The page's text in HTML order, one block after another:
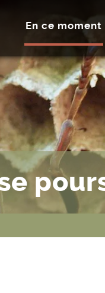
En ce moment